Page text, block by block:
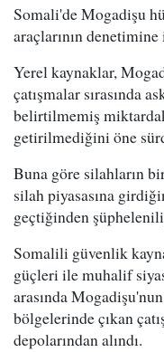
Somali'de Mogadişu
araçlarının
Yerel kaynaklar,
çatışmalar sırasında
belirtilmemiş
getirilmediğini öne
Buna göre silahların
silah piyasasına
geçtiğinden
Somalili güvenlik
güçleri ile muhalif
arasında
bölgelerinde çıkan
depolarından alındı.